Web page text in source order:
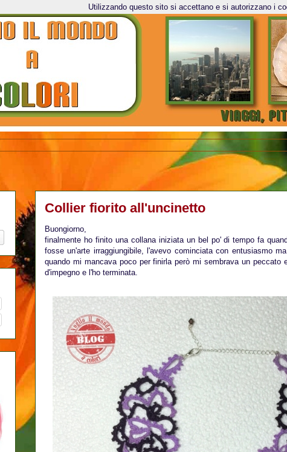
Collier fiorito all'uncinetto
Buongiorno,
finalmente ho finito una collana iniziata un bel po' di tempo fa
fosse un'arte irraggiungibile, l'avevo cominciata con entusiasmo
quando mi mancava poco per finirla però mi sembrava un
d'impegno e l'ho terminata.
Utilizzando questo sito si accettano e si autorizzano i